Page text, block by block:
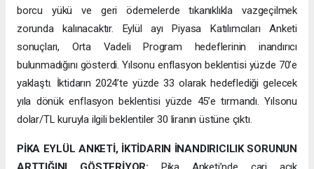
borcu yükü ve geri ödemelerde tıkanıklıkla vazgeçilmek
zorunda kalınacaktır. Eylül ayı Piyasa Katılımcıları Anketi
sonuçları, Orta Vadeli Program hedeflerinin inandırıcı
bulunmadığını gösterdi. Yılsonu enflasyon beklentisi yüzde 70’e
yaklaştı. İktidarın 2024’te yüzde 33 olarak hedeflediği gelecek
yıla dönük enflasyon beklentisi yüzde 45’e tırmandı. Yılsonu
dolar/TL kuruyla ilgili beklentiler 30 liranın üstüne çıktı.
PİKA EYLÜL ANKETİ, İKTİDARIN İNANDIRICILIK SORUNUN